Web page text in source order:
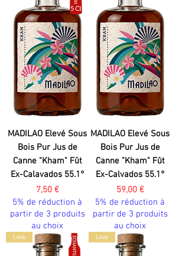
MADILAO Elevé Sous
Bois Pur Jus de
Canne "Kham" Fût
Ex-Calavados 55.1°
Prix
7,50 €
5% de réduction à
partir de 3 produits
au choix
MADILAO Elevé Sous
Bois Pur Jus de
Canne "Kham" Fût
Ex-Calvados 55.1°
Prix
59,00 €
5% de réduction à
partir de 3 produits
au choix
Laos Laos